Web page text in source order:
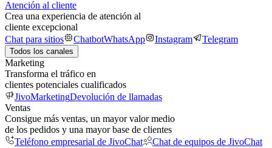
Atención al cliente
Crea una experiencia de atención al
cliente excepcional
Chat para sitios
ChatbotWhatsApp Instagram Telegram
Todos los canales
Marketing
Transforma el tráfico en
clientes potenciales cualificados
JivoMarketingDevolución de llamadas
Ventas
Consigue más ventas, un mayor valor medio
de los pedidos y una mayor base de clientes
Teléfono empresarial de JivoChat
Chat de equipos de JivoChat